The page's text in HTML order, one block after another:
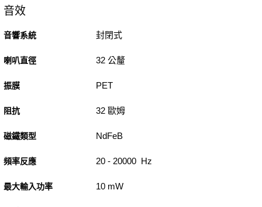
音效
音響系統 封閉式
喇叭直徑 32 公釐
振膜 PET
阻抗 32 歐姆
磁鐵類型 NdFeB
頻率反應 20 - 20000 Hz
最大輸入功率 10 mW